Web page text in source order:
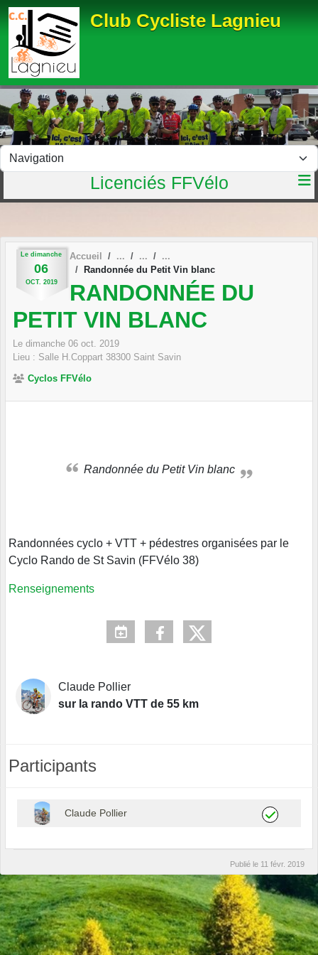
Club Cycliste Lagnieu
Licenciés FFVélo
Le dimanche
06
OCT. 2019
Accueil
Randonnée du Petit Vin blanc
RANDONNÉE DU
PETIT VIN BLANC
Le dimanche 06 oct. 2019
Lieu : Salle H.Coppart 38300 Saint Savin
Cyclos FFVélo
Randonnée du Petit Vin blanc
Randonnées cyclo + VTT + pédestres organisées par le
Cyclo Rando de St Savin (FFVélo 38)
Renseignements
Claude Pollier
sur la rando VTT de 55 km
Participants
Claude Pollier
Publié le 11 févr. 2019
Panneau de gestion des cookies